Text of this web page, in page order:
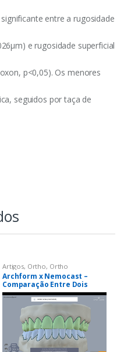
entre a rugosidade
e rugosidade superficial
p<0,05). Os menores
seguidos por taça de
Artigos, Ortho, Ortho
Archform x Nemocast –
Comparação Entre Dois
Softwares Ortodônticos